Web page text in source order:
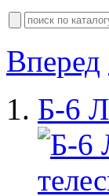
Вперед
Б-6